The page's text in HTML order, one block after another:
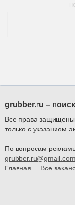
grubber.ru –
Все права
только с указанием
По вопросам
grubber.ru@gmail.com
Главная
Все